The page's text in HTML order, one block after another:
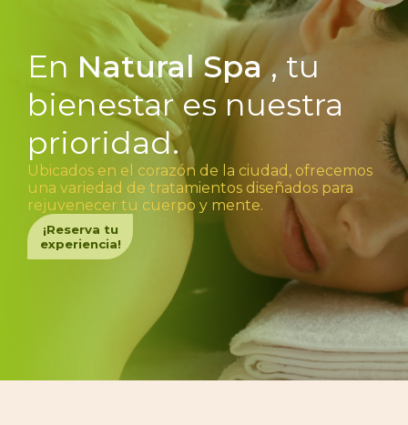
En Natural Spa, tu
bienestar es nuestra
prioridad.
Ubicados en el corazón de la ciudad, ofrecemos
una variedad de tratamientos diseñados para
rejuvenecer tu cuerpo y mente.
¡Reserva tu
experiencia!